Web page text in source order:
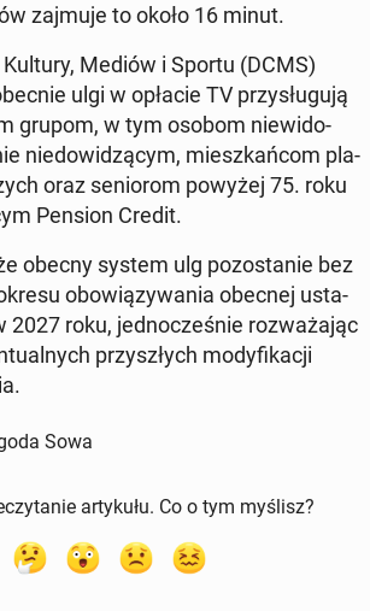
zajmuje to około 16 minut.
Mediów i Sportu (DCMS)
ulgi w opłacie TV przy­słu­gu­ją
grupom, w tym osobom nie­wi­do­
nie­do­wi­dzą­cym, miesz­kań­com pla­
oraz se­nio­rom powyżej 75. roku
Pension Credit.
obecny system ulg po­zo­sta­nie bez
obo­wią­zy­wa­nia obecnej usta­
2027 roku, jed­no­cze­śnie roz­wa­ża­jąc
przy­szłych mo­dy­fi­ka­cji
Sowa
artykułu. Co o tym myślisz?